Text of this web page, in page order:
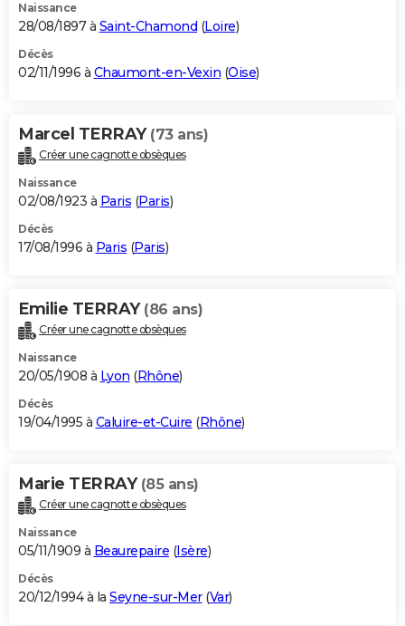
Naissance
28/08/1897 à Saint-Chamond (Loire)
Décès
02/11/1996 à Chaumont-en-Vexin (Oise)
Marcel TERRAY (73 ans)
Créer une cagnotte obsèques
Naissance
02/08/1923 à Paris (Paris)
Décès
17/08/1996 à Paris (Paris)
Emilie TERRAY (86 ans)
Créer une cagnotte obsèques
Naissance
20/05/1908 à Lyon (Rhône)
Décès
19/04/1995 à Caluire-et-Cuire (Rhône)
Marie TERRAY (85 ans)
Créer une cagnotte obsèques
Naissance
05/11/1909 à Beaurepaire (Isère)
Décès
20/12/1994 à la Seyne-sur-Mer(Var)